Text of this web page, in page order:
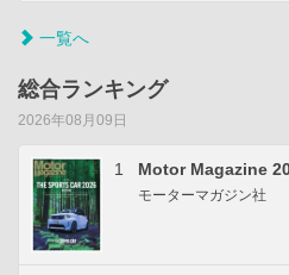
一覧へ
総合ランキング
2026年08月09日
1 Motor Magazine
モーターマガジン社